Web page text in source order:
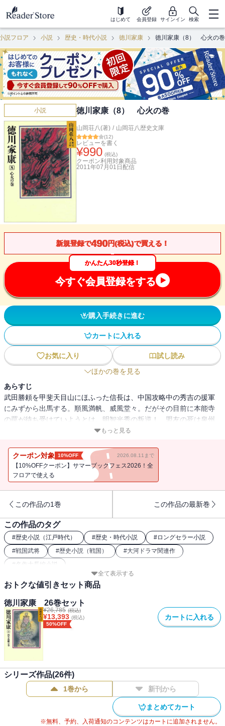
はじめて 会員登録 サインイン 検索
説フロア 小説 歴史・時代小説 徳川家康 徳川家康（8） 心火の巻
小説 徳川家康（8） 心火の巻
山岡荘八(著) / 山岡荘八歴史文庫
(12)
レビューを書く
¥990 (税込)
クーポン利用対象商品
2011年07月01日 配信
新規登録で490円(税込)で買える！
かんたん30秒登録！
今すぐ会員登録をする
購入手続きに進む
カートに入れる
お気に入り
試し読み
ほかの巻を見る
あらすじ
武田勝頼を甲斐天目山にほふった信長は、中国攻略中の秀吉の援軍
にみずから出馬する。順風満帆、威風堂々。だがその目前に本能寺
の罠が待ち受けていようとは。明智光秀の叛逆！ 盟友の死は泉州
堺に遊んでいた家康にも最悪のピンチ襲来だ。家康は夜に日をつい
もっと見る
クーポン対象 10%OFF 2026.08.11まで
【10%OFFクーポン】サマーブックフェス2026！全
フロアで使える
この作品の1巻 この作品の最新巻
この作品のタグ
#歴史小説（江戸時代） #歴史・時代小説 #ロングセラー小説
#戦国武将 #歴史小説（戦国） #大河ドラマ関連作
# 名作大長編小説
全て表示する
おトクな値引きセット商品
徳川家康 26巻セット
¥26,785 (税込)
¥13,393 (税込)
50%OFF
カートに入れる
シリーズ作品(26件)
1巻から 新刊から
まとめてカート
※無料、予約、入荷通知のコンテンツはカートに追加されません。